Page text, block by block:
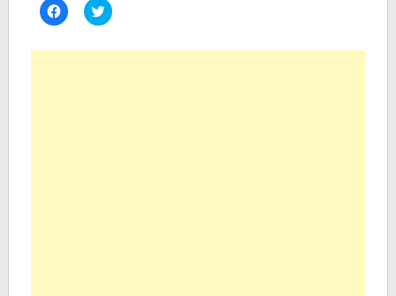
Click
to
Facebook
Click
to
Twitter